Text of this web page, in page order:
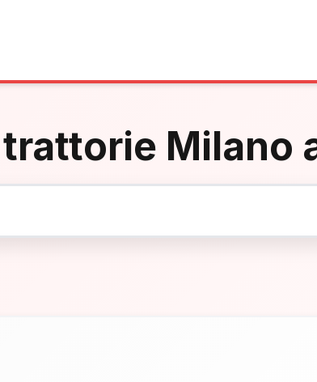
trattorie Milano